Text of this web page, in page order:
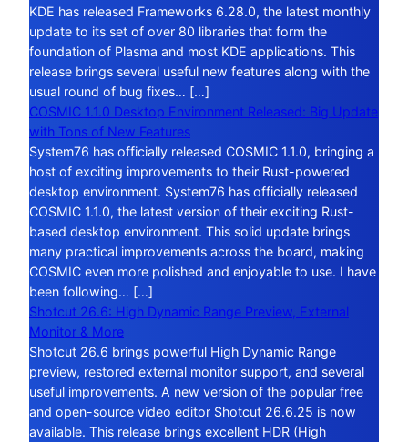
KDE has released Frameworks 6.28.0, the latest monthly
update to its set of over 80 libraries that form the
foundation of Plasma and most KDE applications. This
release brings several useful new features along with the
usual round of bug fixes… […]
COSMIC 1.1.0 Desktop Environment Released: Big Update
with Tons of New Features
System76 has officially released COSMIC 1.1.0, bringing a
host of exciting improvements to their Rust-powered
desktop environment. System76 has officially released
COSMIC 1.1.0, the latest version of their exciting Rust-
based desktop environment. This solid update brings
many practical improvements across the board, making
COSMIC even more polished and enjoyable to use. I have
been following… […]
Shotcut 26.6: High Dynamic Range Preview, External
Monitor & More
Shotcut 26.6 brings powerful High Dynamic Range
preview, restored external monitor support, and several
useful improvements. A new version of the popular free
and open-source video editor Shotcut 26.6.25 is now
available. This release brings excellent HDR (High